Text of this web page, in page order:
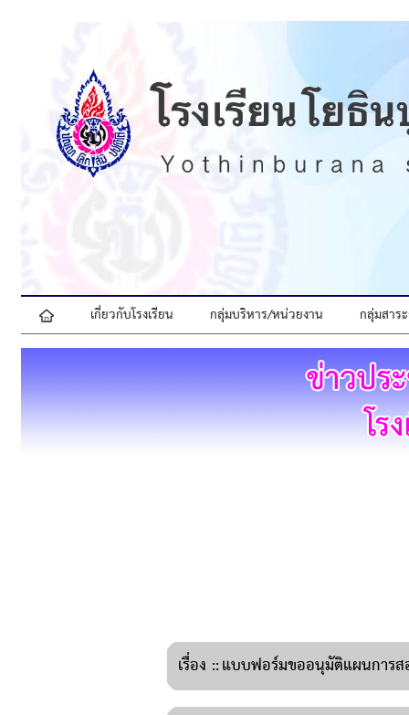
 เกี่ยวกับโรงเรียน กลุ่มบริหาร/หน่วยงาน กลุ่มสาร
เรื่อง ::แบบฟอร์มขออนุมัติแผนการ